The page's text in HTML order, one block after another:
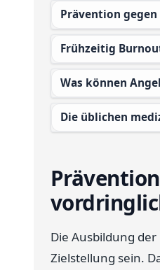
Prävention
Frühzeitig
Was können
Die üblichen
Die Ausbildung der
Zielstellung sein.